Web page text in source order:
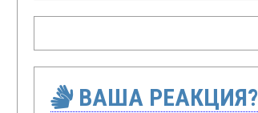
ВАША РЕАКЦИЯ?